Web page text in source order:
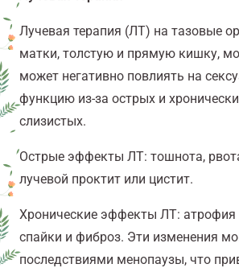
Лучевая терапия (ЛТ) на тазовые
матки, толстую и прямую кишку,
может негативно повлиять на
функцию из-за острых и
слизистых.
Острые эффекты ЛТ: тошнота,
лучевой проктит или цистит.
Хронические эффекты ЛТ: атрофия
спайки и фиброз. Эти изменения
последствиями менопаузы, что